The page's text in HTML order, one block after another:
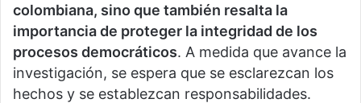
colombiana, sino que también resalta la
importancia de proteger la integridad de los
procesos democráticos. A medida que avance la
investigación, se espera que se esclarezcan los
hechos y se establezcan responsabilidades.